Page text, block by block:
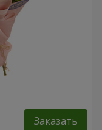
Заказать